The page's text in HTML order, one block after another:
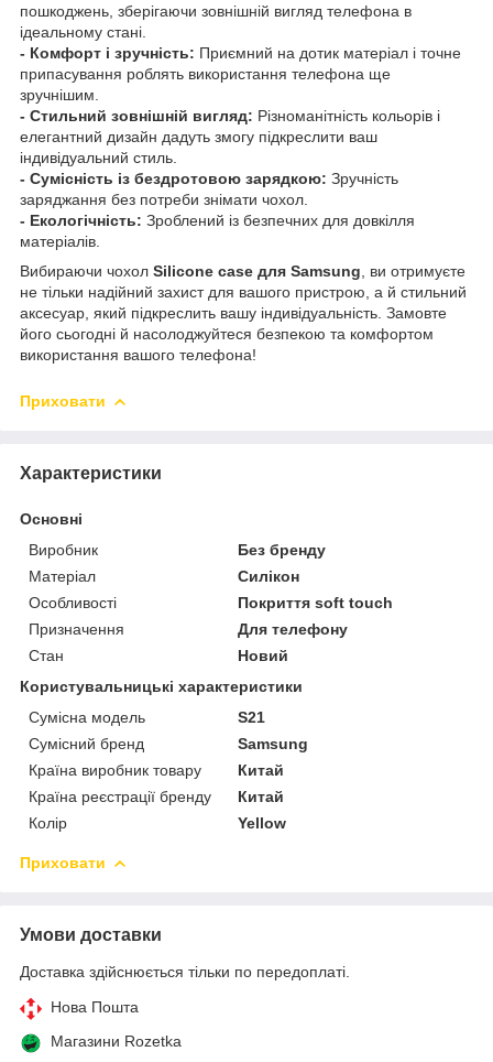
пошкоджень, зберігаючи зовнішній вигляд телефона в
ідеальному стані.
- Комфорт і зручність: Приємний на дотик матеріал і точне
припасування роблять використання телефона ще
зручнішим.
- Стильний зовнішній вигляд: Різноманітність кольорів і
елегантний дизайн дадуть змогу підкреслити ваш
індивідуальний стиль.
- Сумісність із бездротовою зарядкою: Зручність
заряджання без потреби знімати чохол.
- Екологічність: Зроблений із безпечних для довкілля
матеріалів.
Вибираючи чохол Silicone case для Samsung , ви отримуєте
не тільки надійний захист для вашого пристрою, а й стильний
аксесуар, який підкреслить вашу індивідуальність. Замовте
його сьогодні й насолоджуйтеся безпекою та комфортом
використання вашого телефона!
Приховати
Характеристики
Основні
Виробник
Без бренду
Матеріал
Силікон
Особливості
Покриття soft touch
Призначення
Для телефону
Стан
Новий
Користувальницькі характеристики
Сумісна модель
S21
Сумісний бренд
Samsung
Країна виробник товару
Китай
Країна реєстрації бренду
Китай
Колір
Yellow
Приховати
Умови доставки
Доставка здійснюється тільки по передоплаті.
Нова Пошта
Магазини Rozetka